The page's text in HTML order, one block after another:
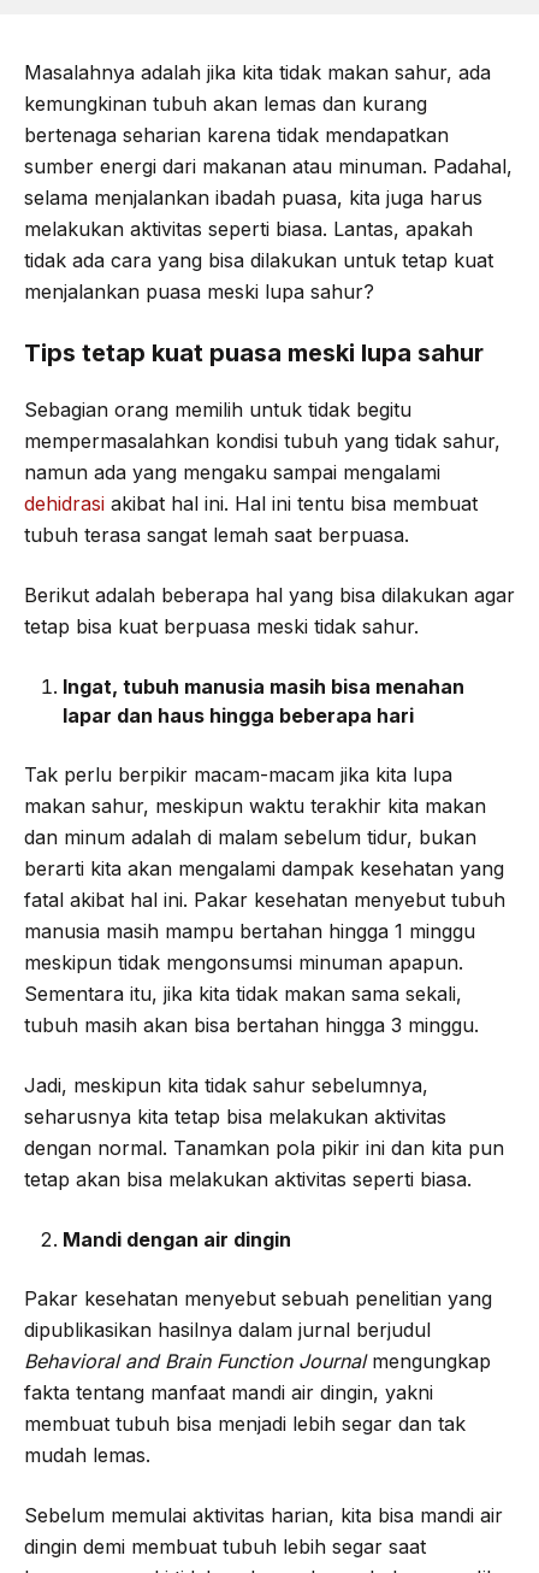
Masalahnya adalah jika kita tidak makan sahur, ada
kemungkinan tubuh akan lemas dan kurang
bertenaga seharian karena tidak mendapatkan
sumber energi dari makanan atau minuman. Padahal,
selama menjalankan ibadah puasa, kita juga harus
melakukan aktivitas seperti biasa. Lantas, apakah
tidak ada cara yang bisa dilakukan untuk tetap kuat
menjalankan puasa meski lupa sahur?
Tips tetap kuat puasa meski lupa sahur
Sebagian orang memilih untuk tidak begitu
mempermasalahkan kondisi tubuh yang tidak sahur,
namun ada yang mengaku sampai mengalami
dehidrasi akibat hal ini. Hal ini tentu bisa membuat
tubuh terasa sangat lemah saat berpuasa.
Berikut adalah beberapa hal yang bisa dilakukan agar
tetap bisa kuat berpuasa meski tidak sahur.
Ingat, tubuh manusia masih bisa menahan
lapar dan haus hingga beberapa hari
Tak perlu berpikir macam-macam jika kita lupa
makan sahur, meskipun waktu terakhir kita makan
dan minum adalah di malam sebelum tidur, bukan
berarti kita akan mengalami dampak kesehatan yang
fatal akibat hal ini. Pakar kesehatan menyebut tubuh
manusia masih mampu bertahan hingga 1 minggu
meskipun tidak mengonsumsi minuman apapun.
Sementara itu, jika kita tidak makan sama sekali,
tubuh masih akan bisa bertahan hingga 3 minggu.
Jadi, meskipun kita tidak sahur sebelumnya,
seharusnya kita tetap bisa melakukan aktivitas
dengan normal. Tanamkan pola pikir ini dan kita pun
tetap akan bisa melakukan aktivitas seperti biasa.
Mandi dengan air dingin
Pakar kesehatan menyebut sebuah penelitian yang
dipublikasikan hasilnya dalam jurnal berjudul
Behavioral and Brain Function Journalmengungkap
fakta tentang manfaat mandi air dingin, yakni
membuat tubuh bisa menjadi lebih segar dan tak
mudah lemas.
Sebelum memulai aktivitas harian, kita bisa mandi air
dingin demi membuat tubuh lebih segar saat